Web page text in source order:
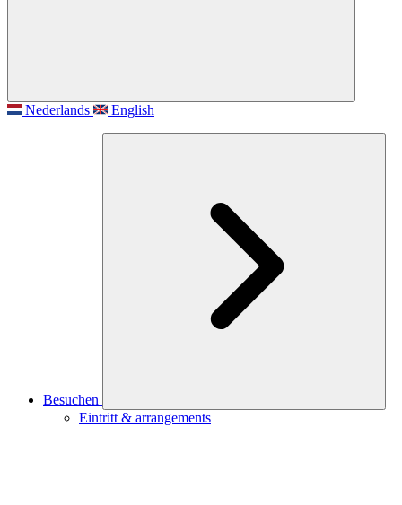
Nederlands English
Besuchen
Eintritt & arrangements